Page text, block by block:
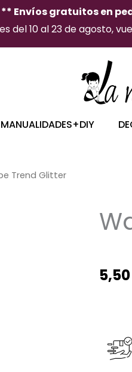
** Envíos gratuitos en
del 10 al 23 de agosto,
MANUALIDADES+DIY
Trend Glitter
5,50